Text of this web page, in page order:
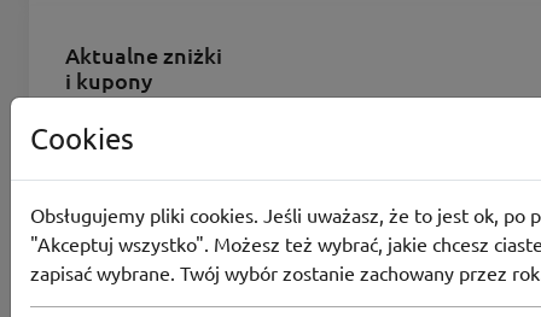
Aktualne zniżki
i kupony
Kody rabatowe
Aktualne promocje
Cookies
Obsługujemy pliki cookies. Jeśli uważasz, że to jest ok, po
"Akceptuj wszystko". Możesz też wybrać, jakie chcesz
zapisać wybrane. Twój wybór zostanie zachowany przez